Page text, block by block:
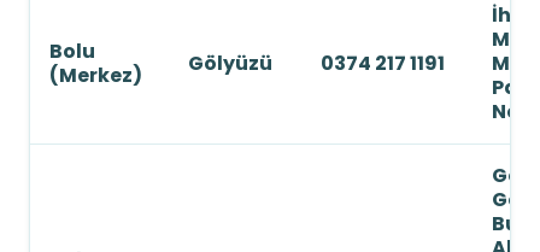
Bolu
(Merkez)
Gölyüzü 0374 217 1191
No: